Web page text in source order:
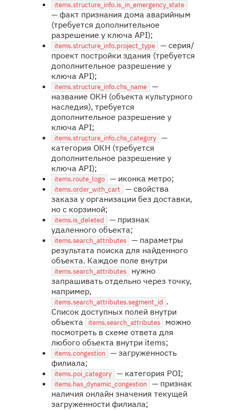
items.structure_info.is_in_emergency_state
— факт признания дома аварийным
(требуется дополнительное
разрешение у ключа API);
items.structure_info.project_type — серия/
проект постройки здания (требуется
дополнительное разрешение у
ключа API);
items.structure_info.chs_name —
название ОКН (объекта культурного
наследия), требуется
дополнительное разрешение у
ключа API;
items.structure_info.chs_category —
категория ОКН (требуется
дополнительное разрешение у
ключа API);
items.route_logo — иконка метро;
items.order_with_cart
— свойства
заказа у организации без доставки,
но с корзиной;
items.is_deleted
— признак
удаленного объекта;
items.search_attributes — параметры
результата поиска для найденного
объекта. Каждое поле внутри
items.search_attributes
нужно
запрашивать отдельно через точку,
например,
items.search_attributes.segment_id .
Список доступных полей внутри
объекта
items.search_attributes
можно
посмотреть в схеме ответа для
любого объекта внутри items;
items.congestion — загруженность
филиала;
items.poi_category — категория POI;
items.has_dynamic_congestion — признак
наличия онлайн значения текущей
загруженности филиала;